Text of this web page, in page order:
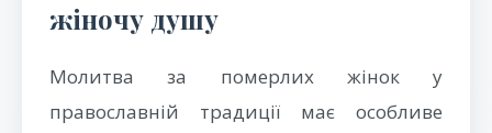
жіночу душу
Молитва за померлих жінок у
православній традиції має особливе